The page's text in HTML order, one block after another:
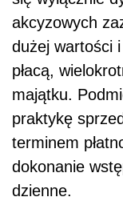
akcyzowych
dużej wartości
płacą,
majątku.
praktykę
terminem
dokonanie
dzienne.